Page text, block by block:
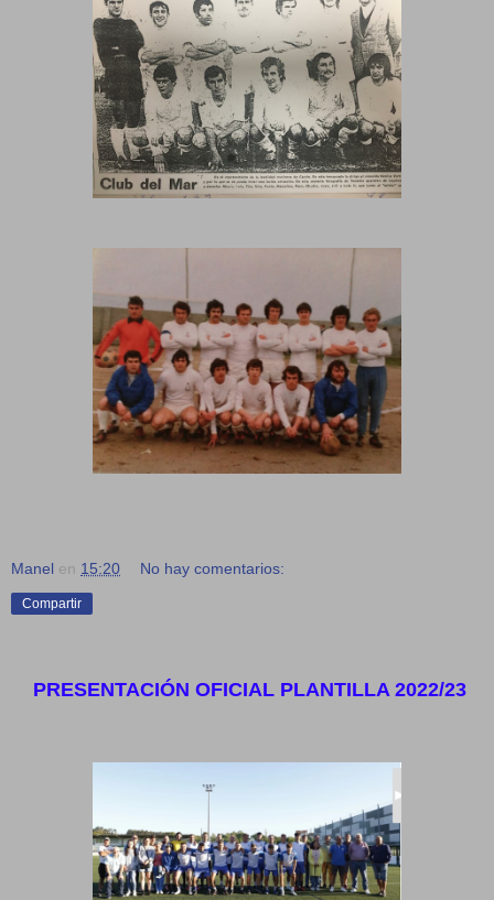
Manel en 15:20 No hay comentarios:
Compartir
PRESENTACIÓN OFICIAL PLANTILLA 2022/23